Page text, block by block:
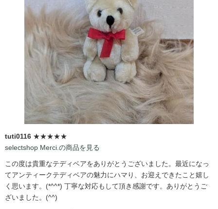
tuti0116 ★★★★★
selectshop Merci.の商品を見る
この度は貴重なテディベアをありがとうございました。最近になっ
てアンティークテディベアの魅力にハマり、お迎えできたこと嬉し
く思います。(*^^*) 丁寧な対応もして頂き感謝です。ありがとうご
ざいました。(^^)